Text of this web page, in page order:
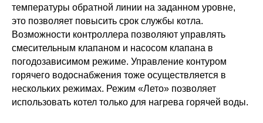
температуры обратной линии на заданном уровне,
это позволяет повысить срок службы котла.
Возможности контроллера позволяют управлять
смесительным клапаном и насосом клапана в
погодозависимом режиме. Управление контуром
горячего водоснабжения тоже осуществляется в
нескольких режимах. Режим «Лето» позволяет
использовать котел только для нагрева горячей воды.